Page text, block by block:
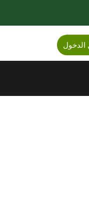
الدخول